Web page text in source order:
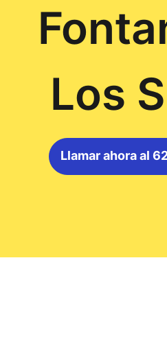
Los
Llamar ahora al